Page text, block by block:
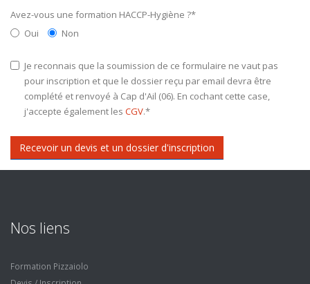
Avez-vous une formation HACCP-Hygiène ?*
Oui
Non
Je reconnais que la soumission de ce formulaire ne vaut pas
pour inscription et que le dossier reçu par email devra être
complété et renvoyé à Cap d'Ail (06). En cochant cette case,
j'accepte également les CGV.*
Recevoir un devis et un dossier d'inscription
Nos liens
Formation Pizzaiolo